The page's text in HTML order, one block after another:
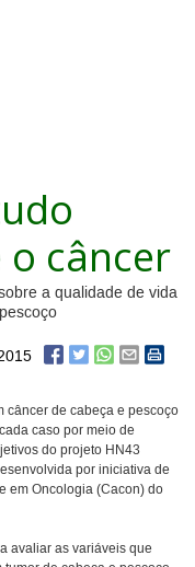
câncer
a qualidade de vida
câncer de cabeça e pescoço
caso por meio de
do projeto HN43
por iniciativa de
em Oncologia (Cacon) do
avaliar as variáveis que